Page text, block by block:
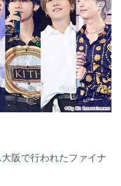
阪で行われたファイナ